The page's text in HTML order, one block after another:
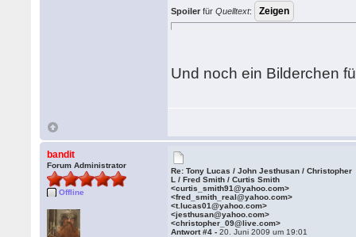
Spoiler fürQuelltext:
Und noch ein Bilderchen
bandit
Forum Administrator
Offline
Re: Tony Lucas / John Jesthusan / Christopher
L / Fred Smith / Curtis Smith
<curtis_smith91@yahoo.com>
<fred_smith_real@yahoo.com>
<t.lucas01@yahoo.com>
<jesthusan@yahoo.com>
<christopher_09@live.com>
Antwort #4 -20. Juni 2009 um 19:01